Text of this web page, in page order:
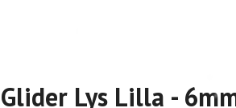
Glider Lys Lilla -